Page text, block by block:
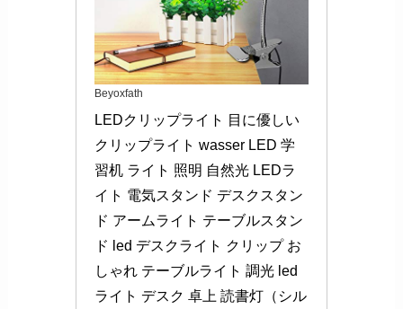
Beyoxfath
LEDクリップライト 目に優しい
クリップライト wasser LED 学
習机 ライト 照明 自然光 LEDラ
イト 電気スタンド デスクスタン
ド アームライト テーブルスタン
ド led デスクライト クリップ お
しゃれ テーブルライト 調光 led
ライト デスク 卓上 読書灯（シル